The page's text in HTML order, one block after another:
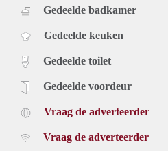
Gedeelde badkamer
Gedeelde keuken
Gedeelde toilet
Gedeelde voordeur
Vraag de adverteerder
Vraag de adverteerder